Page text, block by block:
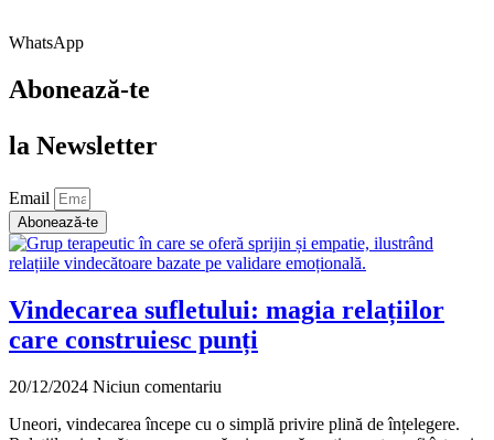
WhatsApp
Abonează-te
la Newsletter
Email
Abonează-te
Vindecarea sufletului: magia relațiilor
care construiesc punți
20/12/2024 Niciun comentariu
Uneori, vindecarea începe cu o simplă privire plină de înțelegere.